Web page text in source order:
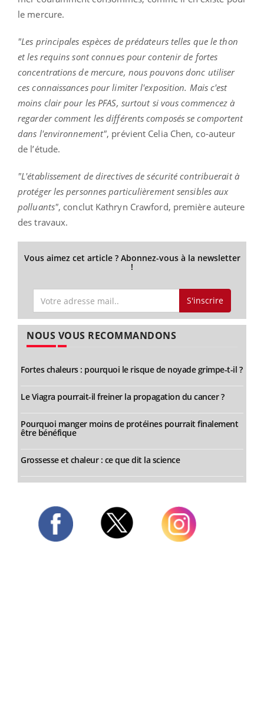
le mercure.
"Les principales espèces de prédateurs telles que le thon
et les requins sont connues pour contenir de fortes
concentrations de mercure, nous pouvons donc utiliser
ces connaissances pour limiter l'exposition. Mais c'est
moins clair pour les PFAS, surtout si vous commencez à
regarder comment les différents composés se comportent
dans l'environnement", prévient Celia Chen, co-auteur
de l’étude.
"L'établissement de directives de sécurité contribuerait à
protéger les personnes particulièrement sensibles aux
polluants", conclut Kathryn Crawford, première auteure
des travaux.
Vous aimez cet article ? Abonnez-vous à la newsletter
!
S'inscrire
NOUS VOUS RECOMMANDONS
Fortes chaleurs : pourquoi le risque de noyade grimpe-t-il ?
Le Viagra pourrait-il freiner la propagation du cancer ?
Pourquoi manger moins de protéines pourrait finalement
être bénéfique
Grossesse et chaleur : ce que dit la science